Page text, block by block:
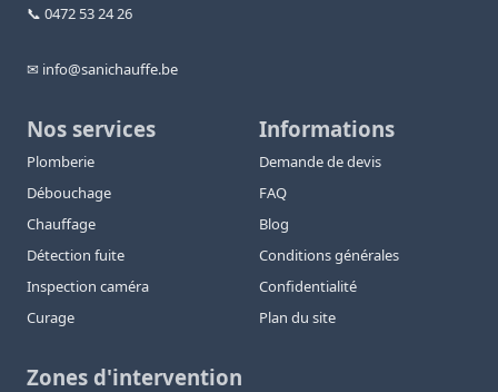
📞 0472 53 24 26
✉ info@sanichauffe.be
Nos services
Plomberie
Débouchage
Chauffage
Détection fuite
Inspection caméra
Curage
Informations
Demande de devis
FAQ
Blog
Conditions générales
Confidentialité
Plan du site
Zones d'intervention